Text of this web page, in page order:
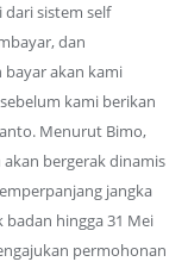
sistem self
dan
bayar akan kami
kami berikan
Menurut Bimo,
bergerak dinamis
jangka
badan hingga 31 Mei
permohonan